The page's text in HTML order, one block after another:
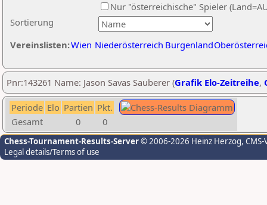
Sortierung
Nur "österreichische" Spieler
Vereinslisten:Wien Niederösterreich Burgenland
Pnr:143261 Name: Jason Savas Sauberer (Grafik Elo-Zeitreihe,
Periode Elo Partien Pkt.
Gesamt
0 0
Chess-Tournament-Results-Server© 2006-2026 Heinz Herzog,
Legal details/Terms of use